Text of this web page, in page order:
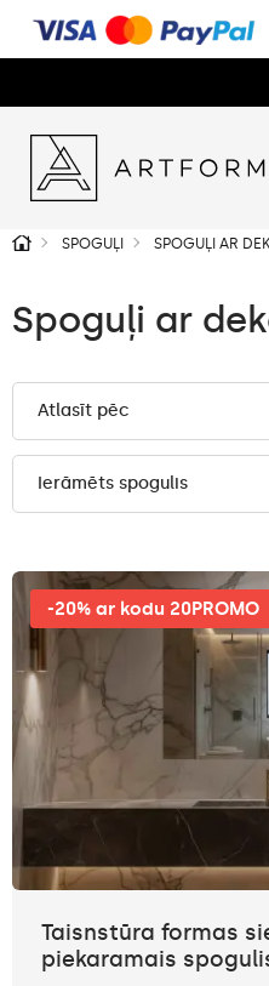
SPOGUĻI SPOGUĻI AR
Spoguļi ar
Atlasīt pēc
Ierāmēts spogulis
-20% ar kodu 20PROMO
Taisnstūra formas
piekaramais